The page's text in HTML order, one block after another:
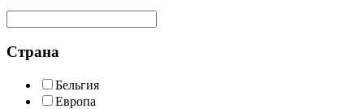
Страна
Бельгия
Европа